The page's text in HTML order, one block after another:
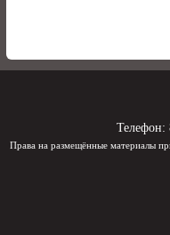
Телефон:
Права на размещённые материалы